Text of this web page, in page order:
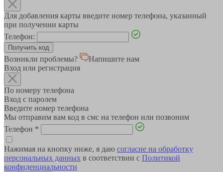
Для добавления карты введите номер телефона, указанный
при получении карты
Телефон:
Возникли проблемы?
Напишите нам
Вход или регистрация
По номеру телефона
Вход с паролем
Введите номер телефона
Мы отправим вам код в смс на телефон или позвоним
Телефон *
Нажимая на кнопку ниже, я даю согласие на обработку
персональных данных в соответствии с Политикой
конфиденциальности